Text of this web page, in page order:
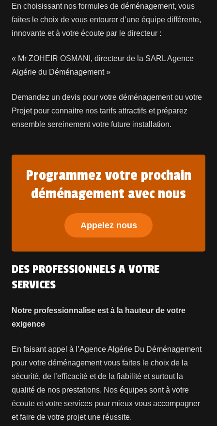
En choisissant nos formules de déménagement, vous
faites le choix de vous entourer d’une équipe différente,
innovante et à votre écoute par le directeur :
« Mr ZOHEIR OSMANI, directeur de la SARL Agence
Algérie du Déménagement »
Demandez un devis pour votre déménagement ou votre
Projet pour connaitre nos tarifs attractifs et préparez
ensemble sereinement votre future installation.
Programmez votre prochain
déménagement avec nous
Appelez nous
DES PROFESSIONNELS A VOTRE
SERVICES
Notre professionnalise est à la hauteur de votre
exigence
En faisant appel à l’Agence Algérie Du Déménagement
pour votre déménagement vous faites le choix de la
sécurité, de l’efficacité et de la fiabilité et surtout la
qualité de nos prestations. Nos équipes sont à votre
écoute et votre services pour mieux vous accompagner
et faire de votre projet une réussite.